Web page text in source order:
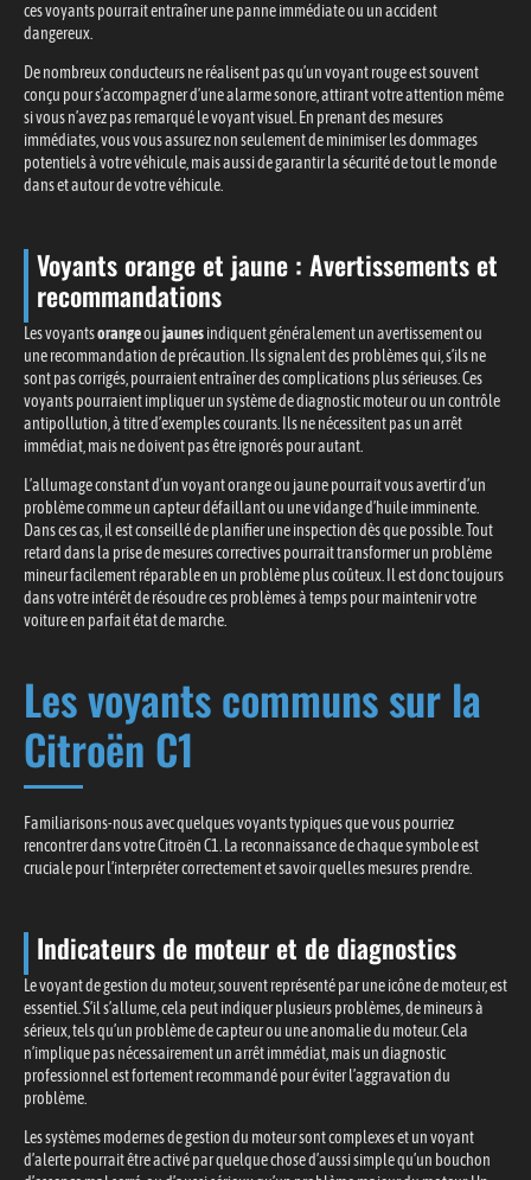
ces voyants pourrait entraîner une panne immédiate ou un accident
dangereux.
De nombreux conducteurs ne réalisent pas qu’un voyant rouge est souvent
conçu pour s’accompagner d’une alarme sonore, attirant votre attention même
si vous n’avez pas remarqué le voyant visuel. En prenant des mesures
immédiates, vous vous assurez non seulement de minimiser les dommages
potentiels à votre véhicule, mais aussi de garantir la sécurité de tout le monde
dans et autour de votre véhicule.
Voyants orange et jaune : Avertissements et
recommandations
Les voyantsorangeoujaunesindiquent généralement un avertissement ou
une recommandation de précaution. Ils signalent des problèmes qui, s’ils ne
sont pas corrigés, pourraient entraîner des complications plus sérieuses. Ces
voyants pourraient impliquer un système de diagnostic moteur ou un contrôle
antipollution, à titre d’exemples courants. Ils ne nécessitent pas un arrêt
immédiat, mais ne doivent pas être ignorés pour autant.
L’allumage constant d’un voyant orange ou jaune pourrait vous avertir d’un
problème comme un capteur défaillant ou une vidange d’huile imminente.
Dans ces cas, il est conseillé de planifier une inspection dès que possible. Tout
retard dans la prise de mesures correctives pourrait transformer un problème
mineur facilement réparable en un problème plus coûteux. Il est donc toujours
dans votre intérêt de résoudre ces problèmes à temps pour maintenir votre
voiture en parfait état de marche.
Les voyants communs sur la
Citroën C1
Familiarisons-nous avec quelques voyants typiques que vous pourriez
rencontrer dans votre Citroën C1. La reconnaissance de chaque symbole est
cruciale pour l’interpréter correctement et savoir quelles mesures prendre.
Indicateurs de moteur et de diagnostics
Le voyant de gestion du moteur, souvent représenté par une icône de moteur, est
essentiel. S’il s’allume, cela peut indiquer plusieurs problèmes, de mineurs à
sérieux, tels qu’un problème de capteur ou une anomalie du moteur. Cela
n’implique pas nécessairement un arrêt immédiat, mais un diagnostic
professionnel est fortement recommandé pour éviter l’aggravation du
problème.
Les systèmes modernes de gestion du moteur sont complexes et un voyant
d’alerte pourrait être activé par quelque chose d’aussi simple qu’un bouchon